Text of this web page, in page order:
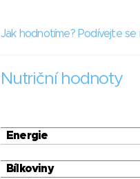
Jak hodnotíme? Podívejte
Nutriční hodnoty
Energie
Bílkoviny